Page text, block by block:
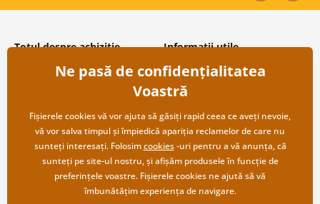
Totul despre achiziție
Condiții și termeni generali
Protecția datelor personale
Transport și modalități de plată
Returnare
Informații utile
Despre noi
Întrebări frecvente
Contacte
Cooperare angro
Ne pasă de confidențialitatea
Voastră
Fișierele cookies vă vor ajuta să găsiți rapid ceea ce aveți nevoie,
vă vor salva timpul și împiedică apariția reclamelor de care nu
sunteți interesați. Folosimcookies-uri pentru a vă anunța, că
sunteți pe site-ul nostru, și afișăm produsele în funcție de
preferințele voastre. Fișierele cookies ne ajută să vă
îmbunătățim experiența de navigare.